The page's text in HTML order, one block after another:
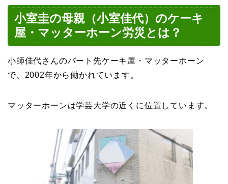
小室圭の母親（小室佳代）のケーキ
屋・マッターホーン労災とは？
小師佳代さんのパート先ケーキ屋・マッターホーン
で、2002年から働かれています。
マッターホーンは学芸大学の近くに位置しています。